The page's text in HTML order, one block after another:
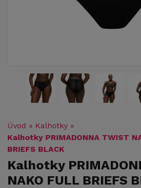
Úvod » Kalhotky »
Kalhotky PRIMADONNA TWIST
BRIEFS BLACK
Kalhotky
NAKO FULL BRIEFS